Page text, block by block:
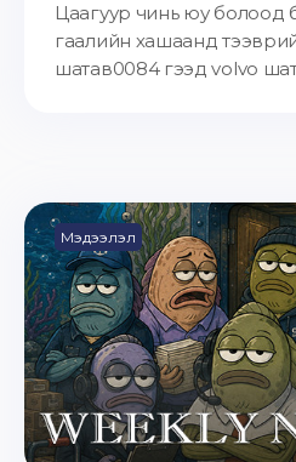
Цаагуур чинь юу болоод
гаалийн хашаанд
шатав0084 гээд volvo
Мэдээлэл